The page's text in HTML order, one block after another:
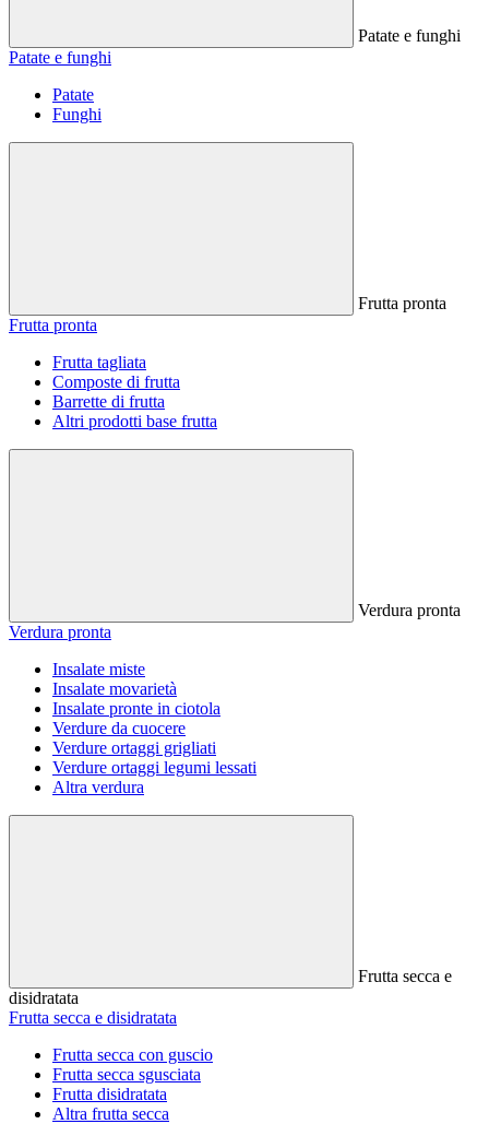
Patate e funghi
Patate e funghi
Patate
Funghi
Frutta pronta
Frutta pronta
Frutta tagliata
Composte di frutta
Barrette di frutta
Altri prodotti base frutta
Verdura pronta
Verdura pronta
Insalate miste
Insalate movarietà
Insalate pronte in ciotola
Verdure da cuocere
Verdure ortaggi grigliati
Verdure ortaggi legumi lessati
Altra verdura
Frutta secca e
disidratata
Frutta secca e disidratata
Frutta secca con guscio
Frutta secca sgusciata
Frutta disidratata
Altra frutta secca